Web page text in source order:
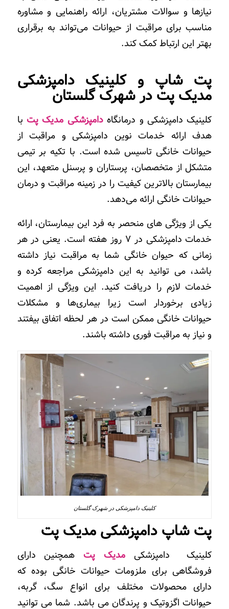
نیازها و سوالات مشتریان، ارائه راهنمایی و مشاوره
مناسب برای مراقبت از حیوانات می‌تواند به برقراری
بهتر این ارتباط کمک کند.
پت شاپ وکلینیک دامپزشکی
مدیک پت در شهرک گلستان
کلینیک دامپزشکی و درمانگاه دامپزشکی مدیک پت با
هدف ارائه خدمات نوین دامپزشکی و مراقبت از
حیوانات خانگی تاسیس شده است. با تکیه بر تیمی
متشکل از متخصصان، پرستاران و پرسنل متعهد، این
بیمارستان بالاترین کیفیت را در زمینه مراقبت و درمان
حیوانات خانگی ارائه می‌دهد.
یکی از ویژگی های منحصر به فرد این بیمارستان، ارائه
خدمات دامپزشکی در۷ روز هفته است. یعنی در هر
زمانی که حیوان خانگی شما به مراقبت نیاز داشته
باشد، می توانید به این دامپزشکی مراجعه کرده و
خدمات لازم را دریافت کنید. این ویژگی از اهمیت
زیادی برخوردار است زیرا بیماری‌ها و مشکلات
حیوانات خانگی ممکن است در هر لحظه اتفاق بیفتند
و نیاز به مراقبت فوری داشته باشند.
کلینیک دامپزشکی در شهرک گلستان
پت شاپ دامپزشکی مدیک پت
کلینیک دامپزشکی مدیک پت همچنین دارای
فروشگاهی برای ملزومات حیوانات خانگی بوده که
دارای محصولات مختلف برای انواع سگ، گربه،
حیوانات اگزوتیک و پرندگان می باشد. شما می توانید